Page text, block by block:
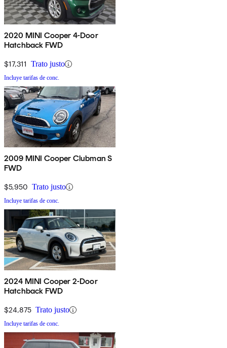
2020 MINI Cooper 4-Door
Hatchback FWD
$17,311 Trato justo
Incluye tarifas de conc.
2009 MINI Cooper Clubman S
FWD
$5,950 Trato justo
Incluye tarifas de conc.
2024 MINI Cooper 2-Door
Hatchback FWD
$24,875 Trato justo
Incluye tarifas de conc.